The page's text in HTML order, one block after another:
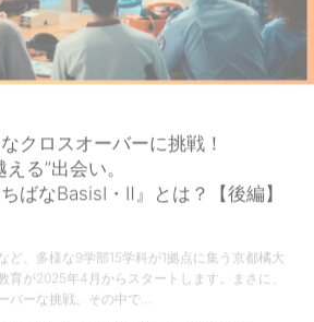
クロスオーバーに挑戦！
る”出会い。
ばなBasisⅠ・Ⅱ』とは？【後編】
ど、多様な9学部15学科が1拠点に集う京都橘大
育が2025年4月からスタートします。まさに、
バーな挑戦。その中で…